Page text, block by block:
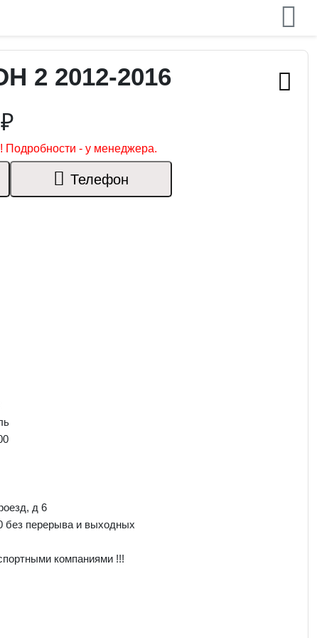
2 2012-2016
Подробности - у менеджера.
Телефон
д 6
без перерыва и выходных
компаниями !!!